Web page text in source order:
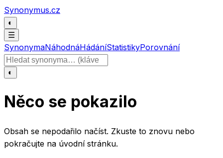
Přeskočit na obsah
Synonymus.cz
◐
☰
SynonymaNáhodnáHádáníStatistikyPorovnání
Hledat slovo
◐
Něco se pokazilo
Obsah se nepodařilo načíst. Zkuste to znovu nebo
pokračujte na úvodní stránku.